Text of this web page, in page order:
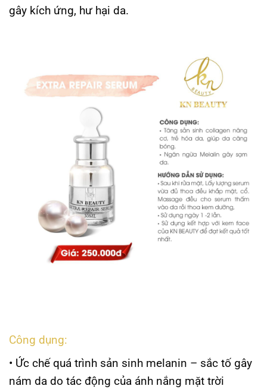
gây kích ứng, hư hại da.
Công dụng:
• Ức chế quá trình sản sinh melanin – sắc tố gây
nám da do tác động của ánh nắng mặt trời